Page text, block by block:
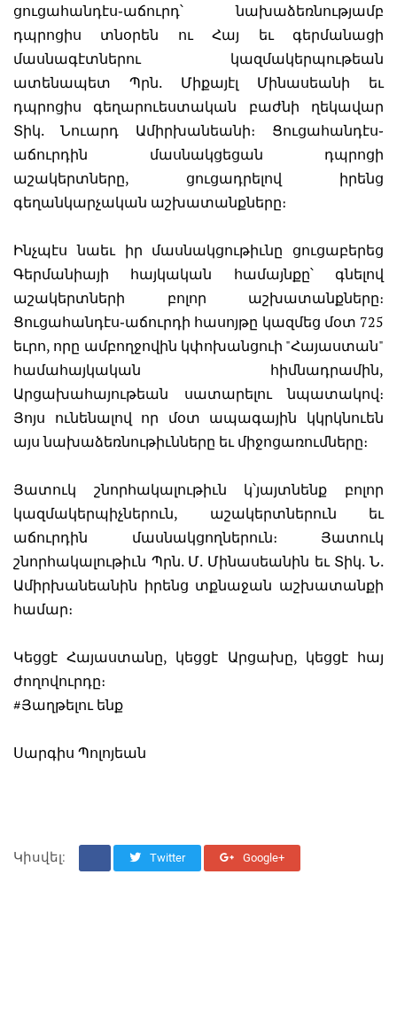
ցուցահանդէս֊աճուրդ՝ նախաձեռնությամբ
դպրոցիս տնօրեն ու Հայ եւ գերմանացի
մասնագէտներու կազմակերպութեան
ատենապետ Պրն. Միքայէլ Մինասեանի եւ
դպրոցիս գեղարուեստական բաժնի ղեկավար
Տիկ. Նուարդ Ամիրխանեանի։ Ցուցահանդէս֊
աճուրդին մասնակցեցան դպրոցի
աշակերտները, ցուցադրելով իրենց
գեղանկարչական աշխատանքները։
Ինչպէս նաեւ իր մասնակցութիւնը ցուցաբերեց
Գերմանիայի հայկական համայնքը՝ գնելով
աշակերտների բոլոր աշխատանքները։
Ցուցահանդէս֊աճուրդի հասոյթը կազմեց մօտ 725
եւրո, որը ամբողջովին կփոխանցուի "Հայաստան"
համահայկական հիմնադրամին,
Արցախահայութեան սատարելու նպատակով։
Յոյս ունենալով որ մօտ ապագային կկրկնուեն
այս նախաձեռնութիւնները եւ միջոցառումները։
Յատուկ շնորհակալութիւն կ՝յայտնենք բոլոր
կազմակերպիչներուն, աշակերտներուն եւ
աճուրդին մասնակցողներուն։ Յատուկ
շնորհակալութիւն Պրն. Մ. Մինասեանին եւ Տիկ. Ն.
Ամիրխանեանին իրենց տքնաջան աշխատանքի
համար։
Կեցցէ Հայաստանը, կեցցէ Արցախը, կեցցէ հայ
ժողովուրդը։
#Յաղթելու ենք
Սարգիս Պոլոյեան
Կիսվել: Twitter Google+